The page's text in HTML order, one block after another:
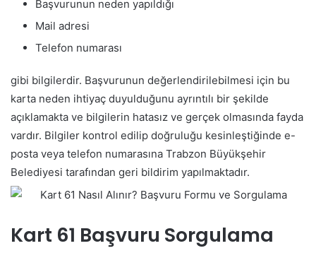
Başvurunun neden yapıldığı
Mail adresi
Telefon numarası
gibi bilgilerdir. Başvurunun değerlendirilebilmesi için bu
karta neden ihtiyaç duyulduğunu ayrıntılı bir şekilde
açıklamakta ve bilgilerin hatasız ve gerçek olmasında fayda
vardır. Bilgiler kontrol edilip doğruluğu kesinleştiğinde e-
posta veya telefon numarasına Trabzon Büyükşehir
Belediyesi tarafından geri bildirim yapılmaktadır.
Kart 61 Başvuru Sorgulama